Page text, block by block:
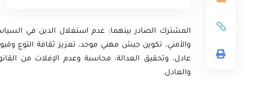
المشترك الصادر بينهما: عدم استغلال الدين في
والأمني، تكوين جيش مهني موحد، تعزيز ثقافة التوع
عادل، وتحقيق العدالة، محاسبة وعدم الإفلات من
والعادل.